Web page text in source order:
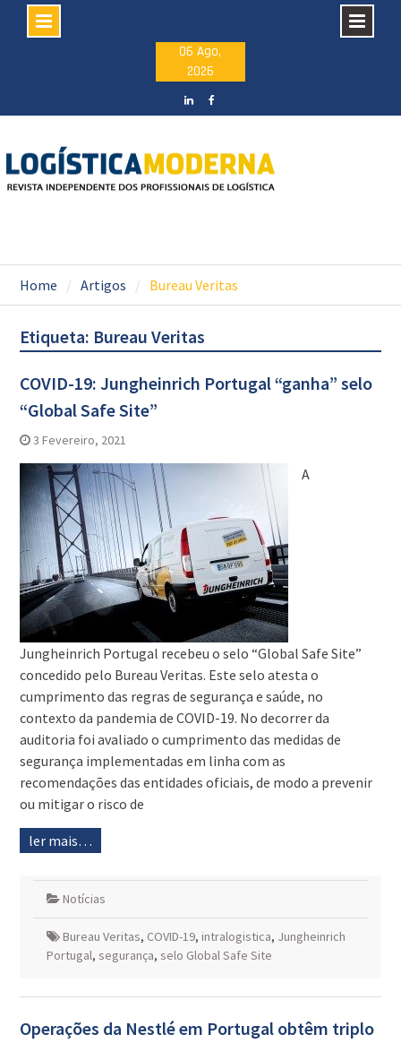
06 Ago,
2026
Home Artigos Bureau Veritas
Etiqueta: Bureau Veritas
COVID-19: Jungheinrich Portugal “ganha” selo
“Global Safe Site”
3 Fevereiro, 2021
A
Jungheinrich Portugal recebeu o selo “Global Safe Site”
concedido pelo Bureau Veritas. Este selo atesta o
cumprimento das regras de segurança e saúde, no
contexto da pandemia de COVID-19. No decorrer da
auditoria foi avaliado o cumprimento das medidas de
segurança implementadas em linha com as
recomendações das entidades oficiais, de modo a prevenir
ou mitigar o risco de
ler mais…
Notícias
Bureau Veritas, COVID-19, intralogistica, Jungheinrich
Portugal, segurança, selo Global Safe Site
Operações da Nestlé em Portugal obtêm triplo